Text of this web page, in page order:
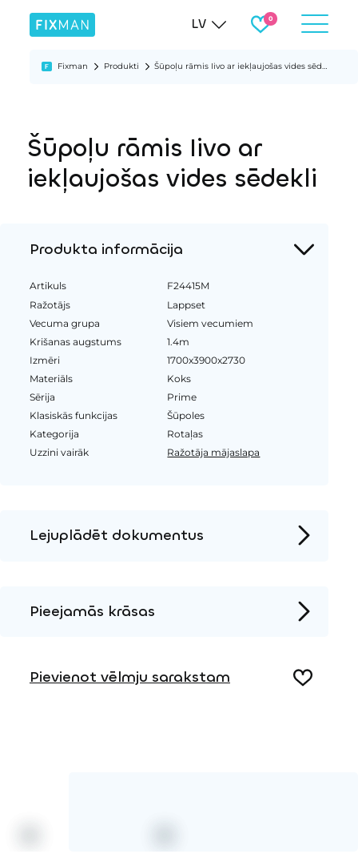
LV
Fixman Produkti Šūpoļu rāmis Iivo ar iekļaujošas vides sēdekli
Šūpoļu rāmis Iivo ar
iekļaujošas vides sēdekli
Produkta informācija
Artikuls
F24415M
Ražotājs
Lappset
Vecuma grupa
Visiem vecumiem
Krišanas augstums
1.4m
Izmēri
1700x3900x2730
Materiāls
Koks
Sērija
Prime
Klasiskās funkcijas
Šūpoles
Kategorija
Rotaļas
Uzzini vairāk
Ražotāja mājaslapa
Lejuplādēt dokumentus
3D DWG
Pieejamās krāsas
Pievienot vēlmju sarakstam